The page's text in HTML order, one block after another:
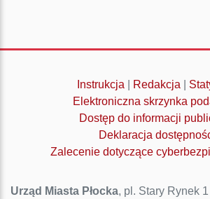
Instrukcja Redakcja
Elektroniczna skrzynka
Dostęp do informacji
Deklaracja
Zalecenie dotyczące
Urząd Miasta Płocka, pl. Stary Rynek 1